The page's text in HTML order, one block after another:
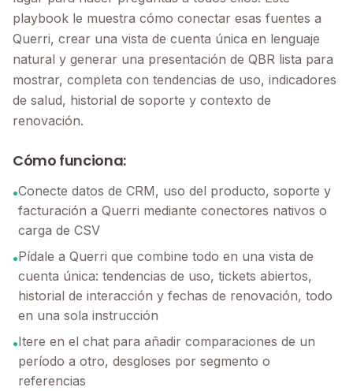
playbook le muestra cómo conectar esas fuentes a
Querri, crear una vista de cuenta única en lenguaje
natural y generar una presentación de QBR lista para
mostrar, completa con tendencias de uso, indicadores
de salud, historial de soporte y contexto de
renovación.
Cómo funciona:
•Conecte datos de CRM, uso del producto, soporte y
facturación a Querri mediante conectores nativos o
carga de CSV
•Pídale a Querri que combine todo en una vista de
cuenta única: tendencias de uso, tickets abiertos,
historial de interacción y fechas de renovación, todo
en una sola instrucción
•Itere en el chat para añadir comparaciones de un
período a otro, desgloses por segmento o
referencias